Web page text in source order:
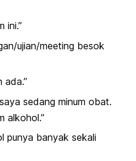
ini.”
ujian/meeting besok
ada.”
sedang minum obat.
alkohol.”
punya banyak sekali